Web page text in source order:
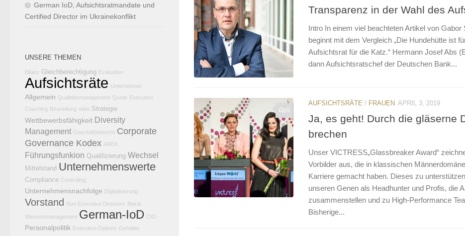
Transparenz in der Wahl des
Intro In einem viel beachteten Artikel von Gabor
beginnt mit dem Vergleich „Die Hundehütte ist
Aufsichtsrat für die Katz.“ Hermann Josef Abs
dann Aufsichtsratschef der Deutschen Bank...
0
AUFSICHTSRÄTE / FRAUEN APRIL 3, 2019
Ja, es geht! Durch die gläserne
brechen
Unser VICTRESS„Glassbreaker Award“
Vorbilder aus, die in klassischen
Karriere gemacht haben. Dieses zu
unseren Genen als Headhunter und Profis, die
zusammenstellen und zu High-Performance
Bisherige...
German IoD, Aufsichtsratmandate und
Certified Director im Ukrainekonflikt
UNSERE THEMEN
Bilanz Gleichberechtigung Evaluation
Aufsichtsräte Unternehmer
Allgemein Qualitätsmanagement Quote Executive
Coaching Beurteilung wbw Strategie
Wettbewerbsfähigkeit Diversity
Management Geschäftsbericht Corporate
Governance Kodex AREX
Führungsfunkion Qualifizierung Wechsel
Mittelstand Unternehmenswerte
Compliance Controlling
Unternehmensnachfolge Digitalisierung
Vorstand Non Executive Directors Beirat
Wissensmanagement German-IoD CIO
Personalpolitik Executive Options Gehälter